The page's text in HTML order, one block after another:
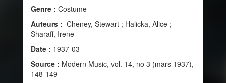
Genre : Costume
Auteurs : Cheney, Stewart ; Halicka, Alice ;
Sharaff, Irene
Date : 1937-03
Source : Modern Music, vol. 14, no 3 (mars 1937),
148-149